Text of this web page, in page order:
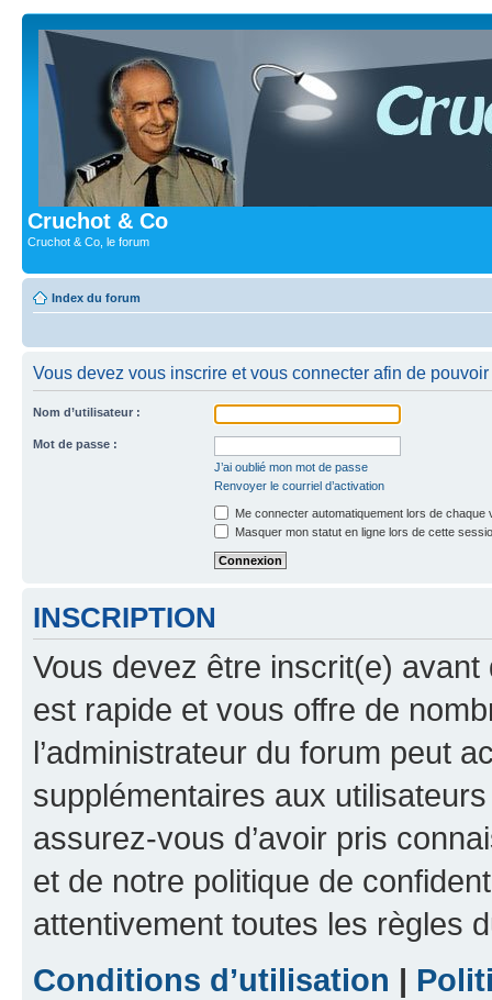
Cruchot & Co
Cruchot & Co, le forum
Index du forum
Vous devez vous inscrire et vous connecter afin de
Nom d’utilisateur :
Mot de passe :
J’ai oublié mon mot de passe
Renvoyer le courriel d’activation
Me connecter automatiquement lors de chaque
Masquer mon statut en ligne lors de cette
INSCRIPTION
Vous devez être inscrit(e) avant
est rapide et vous offre de
l’administrateur du forum peut
supplémentaires aux
assurez-vous d’avoir pris
et de notre politique de
attentivement toutes les règles
Conditions d’utilisation |